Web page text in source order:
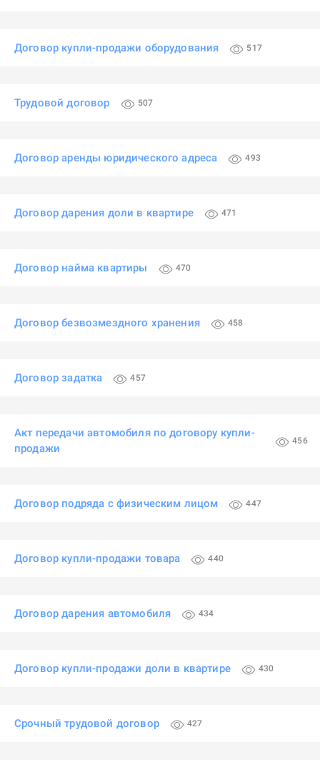
Договор купли-продажи оборудования 517
Трудовой договор 507
Договор аренды юридического адреса 493
Договор дарения доли в квартире 471
Договор найма квартиры 470
Договор безвозмездного хранения 458
Договор задатка 457
Акт передачи автомобиля по договору купли-
продажи
456
Договор подряда с физическим лицом 447
Договор купли-продажи товара 440
Договор дарения автомобиля 434
Договор купли-продажи доли в квартире 430
Срочный трудовой договор 427